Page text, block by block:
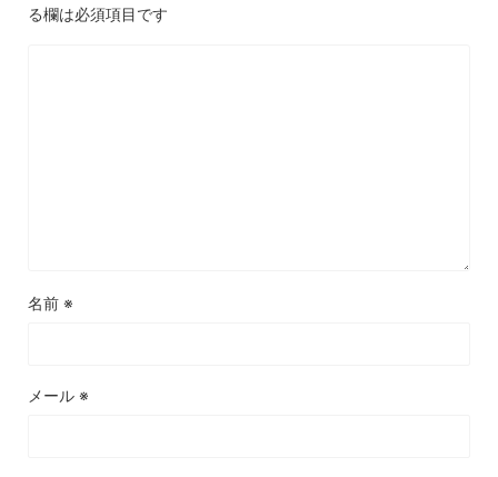
る欄は必須項目です
名前 ※
メール ※